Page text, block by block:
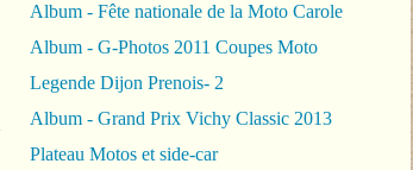
Album - Fête nationale de la Moto Carole
Album - G-Photos 2011 Coupes Moto
Legende Dijon Prenois- 2
Album - Grand Prix Vichy Classic 2013
Plateau Motos et side-car